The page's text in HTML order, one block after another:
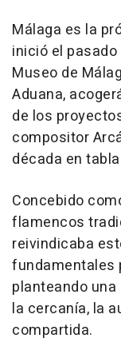
Málaga es la
inició el
Museo de
Aduana,
de los
compositor
década en
Concebido
flamencos
reivindicaba
fundamentales
planteando
la cercanía, la
compartida.